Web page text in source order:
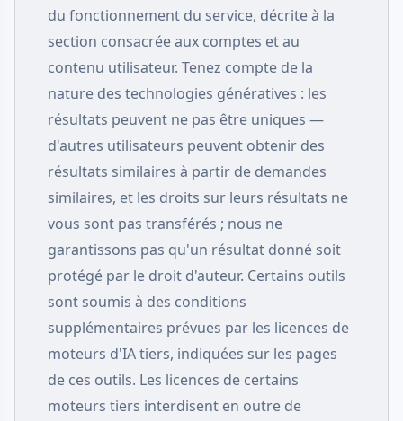
du fonctionnement du service, décrite à la
section consacrée aux comptes et au
contenu utilisateur. Tenez compte de la
nature des technologies génératives : les
résultats peuvent ne pas être uniques —
d'autres utilisateurs peuvent obtenir des
résultats similaires à partir de demandes
similaires, et les droits sur leurs résultats ne
vous sont pas transférés ; nous ne
garantissons pas qu'un résultat donné soit
protégé par le droit d'auteur. Certains outils
sont soumis à des conditions
supplémentaires prévues par les licences de
moteurs d'IA tiers, indiquées sur les pages
de ces outils. Les licences de certains
moteurs tiers interdisent en outre de